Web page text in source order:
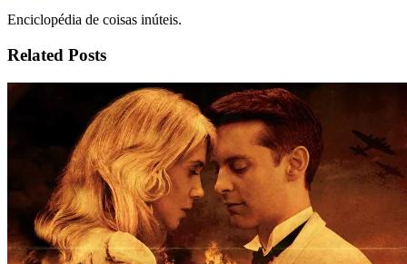
Enciclopédia de coisas inúteis.
Related Posts